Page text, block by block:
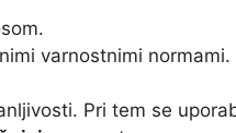
varnostnimi normami.
Pri tem se